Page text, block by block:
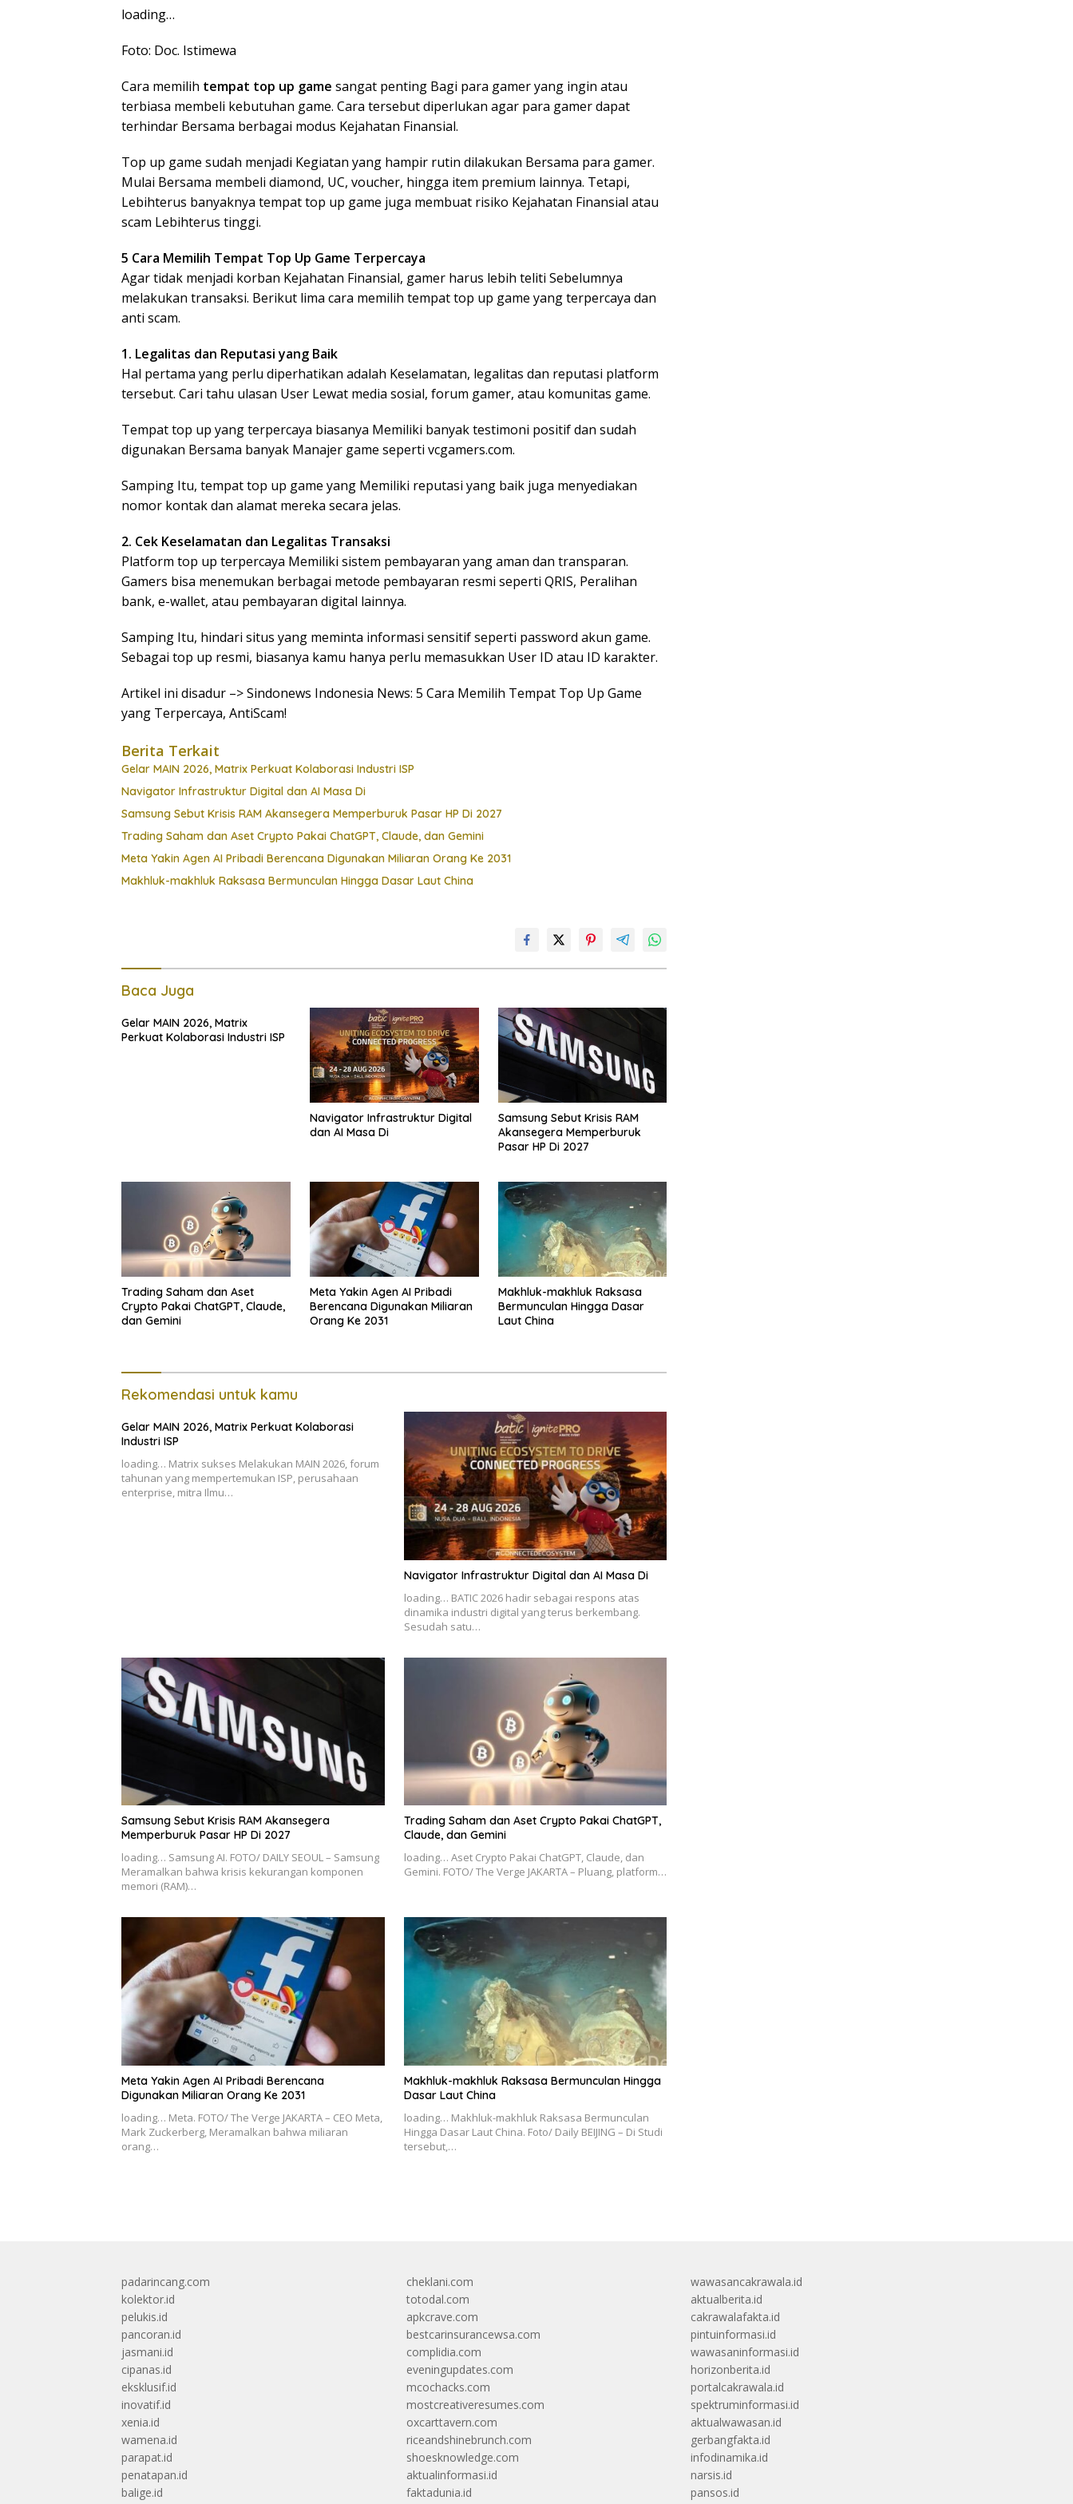
loading…
Foto: Doc. Istimewa
Cara memilih tempat top up game sangat penting Bagi para gamer yang ingin atau
terbiasa membeli kebutuhan game. Cara tersebut diperlukan agar para gamer dapat
terhindar Bersama berbagai modus Kejahatan Finansial.
Top up game sudah menjadi Kegiatan yang hampir rutin dilakukan Bersama para gamer.
Mulai Bersama membeli diamond, UC, voucher, hingga item premium lainnya. Tetapi,
Lebihterus banyaknya tempat top up game juga membuat risiko Kejahatan Finansial atau
scam Lebihterus tinggi.
5 Cara Memilih Tempat Top Up Game Terpercaya
Agar tidak menjadi korban Kejahatan Finansial, gamer harus lebih teliti Sebelumnya
melakukan transaksi. Berikut lima cara memilih tempat top up game yang terpercaya dan
anti scam.
1. Legalitas dan Reputasi yang Baik
Hal pertama yang perlu diperhatikan adalah Keselamatan, legalitas dan reputasi platform
tersebut. Cari tahu ulasan User Lewat media sosial, forum gamer, atau komunitas game.
Tempat top up yang terpercaya biasanya Memiliki banyak testimoni positif dan sudah
digunakan Bersama banyak Manajer game seperti vcgamers.com.
Samping Itu, tempat top up game yang Memiliki reputasi yang baik juga menyediakan
nomor kontak dan alamat mereka secara jelas.
2. Cek Keselamatan dan Legalitas Transaksi
Platform top up terpercaya Memiliki sistem pembayaran yang aman dan transparan.
Gamers bisa menemukan berbagai metode pembayaran resmi seperti QRIS, Peralihan
bank, e-wallet, atau pembayaran digital lainnya.
Samping Itu, hindari situs yang meminta informasi sensitif seperti password akun game.
Sebagai top up resmi, biasanya kamu hanya perlu memasukkan User ID atau ID karakter.
Artikel ini disadur –> Sindonews Indonesia News: 5 Cara Memilih Tempat Top Up Game
yang Terpercaya, AntiScam!
Berita Terkait
Gelar MAIN 2026, Matrix Perkuat Kolaborasi Industri ISP
Navigator Infrastruktur Digital dan AI Masa Di
Samsung Sebut Krisis RAM Akansegera Memperburuk Pasar HP Di 2027
Trading Saham dan Aset Crypto Pakai ChatGPT, Claude, dan Gemini
Meta Yakin Agen AI Pribadi Berencana Digunakan Miliaran Orang Ke 2031
Makhluk-makhluk Raksasa Bermunculan Hingga Dasar Laut China
Baca Juga
Gelar MAIN 2026, Matrix
Perkuat Kolaborasi Industri ISP
Navigator Infrastruktur Digital
dan AI Masa Di
Samsung Sebut Krisis RAM
Akansegera Memperburuk
Pasar HP Di 2027
Trading Saham dan Aset
Crypto Pakai ChatGPT, Claude,
dan Gemini
Meta Yakin Agen AI Pribadi
Berencana Digunakan Miliaran
Orang Ke 2031
Makhluk-makhluk Raksasa
Bermunculan Hingga Dasar
Laut China
Rekomendasi untuk kamu
Gelar MAIN 2026, Matrix Perkuat Kolaborasi
Industri ISP
loading… Matrix sukses Melakukan MAIN 2026, forum
tahunan yang mempertemukan ISP, perusahaan
enterprise, mitra Ilmu…
Navigator Infrastruktur Digital dan AI Masa Di
loading… BATIC 2026 hadir sebagai respons atas
dinamika industri digital yang terus berkembang.
Sesudah satu…
Samsung Sebut Krisis RAM Akansegera
Memperburuk Pasar HP Di 2027
loading… Samsung AI. FOTO/ DAILY SEOUL – Samsung
Meramalkan bahwa krisis kekurangan komponen
memori (RAM)…
Trading Saham dan Aset Crypto Pakai ChatGPT,
Claude, dan Gemini
loading… Aset Crypto Pakai ChatGPT, Claude, dan
Gemini. FOTO/ The Verge JAKARTA – Pluang, platform…
Meta Yakin Agen AI Pribadi Berencana
Digunakan Miliaran Orang Ke 2031
loading… Meta. FOTO/ The Verge JAKARTA – CEO Meta,
Mark Zuckerberg, Meramalkan bahwa miliaran
orang…
Makhluk-makhluk Raksasa Bermunculan Hingga
Dasar Laut China
loading… Makhluk-makhluk Raksasa Bermunculan
Hingga Dasar Laut China. Foto/ Daily BEIJING – Di Studi
tersebut,…
padarincang.com
kolektor.id
pelukis.id
pancoran.id
jasmani.id
cipanas.id
eksklusif.id
inovatif.id
xenia.id
wamena.id
parapat.id
penatapan.id
balige.id
cheklani.com
totodal.com
apkcrave.com
bestcarinsurancewsa.com
complidia.com
eveningupdates.com
mcochacks.com
mostcreativeresumes.com
oxcarttavern.com
riceandshinebrunch.com
shoesknowledge.com
aktualinformasi.id
faktadunia.id
wawasancakrawala.id
aktualberita.id
cakrawalafakta.id
pintuinformasi.id
wawasaninformasi.id
horizonberita.id
portalcakrawala.id
spektruminformasi.id
aktualwawasan.id
gerbangfakta.id
infodinamika.id
narsis.id
pansos.id